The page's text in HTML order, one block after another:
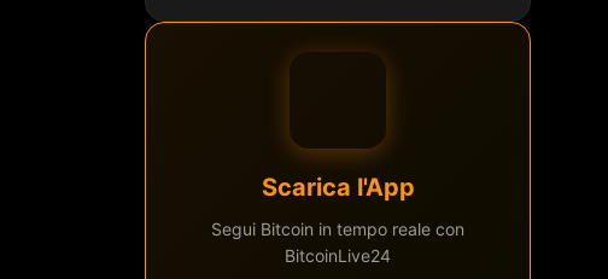
Scarica l'App
Segui Bitcoin in tempo reale con
BitcoinLive24